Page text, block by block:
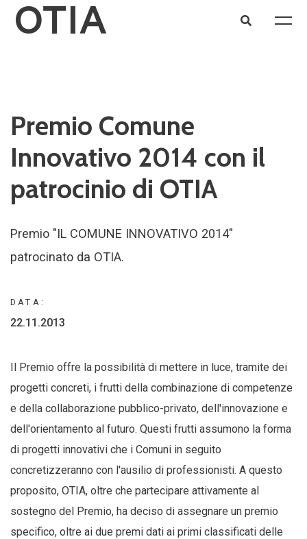
Premio Comune
Innovativo 2014 con il
patrocinio di OTIA
Premio "IL COMUNE INNOVATIVO 2014"
patrocinato da OTIA.
DATA:
22.11.2013
Il Premio offre la possibilità di mettere in luce, tramite dei
progetti concreti, i frutti della combinazione di competenze
e della collaborazione pubblico-privato, dell'innovazione e
dell'orientamento al futuro. Questi frutti assumono la forma
di progetti innovativi che i Comuni in seguito
concretizzeranno con l'ausilio di professionisti. A questo
proposito, OTIA, oltre che partecipare attivamente al
sostegno del Premio, ha deciso di assegnare un premio
specifico, oltre ai due premi dati ai primi classificati delle